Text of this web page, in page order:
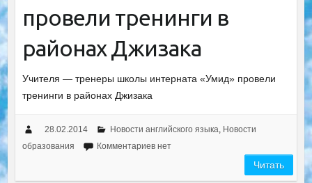
провели тренинги в
районах Джизака
Учителя — тренеры школы интерната «Умид» провели
тренинги в районах Джизака
28.02.2014 Новости английского языка, Новости
образования
Комментариев нет
Читать